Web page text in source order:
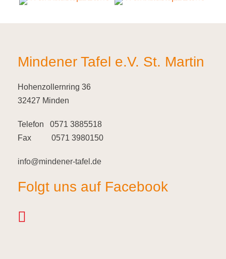
Mindener Tafel e.V. St. Martin
Hohenzollernring 36
32427 Minden
Telefon 0571 3885518
Fax 0571 3980150
info@mindener-tafel.de
Folgt uns auf Facebook